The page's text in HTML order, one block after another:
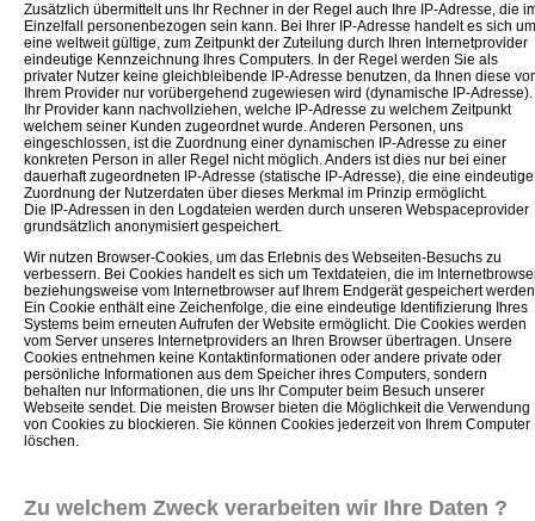
Zusätzlich übermittelt uns Ihr Rechner in der Regel auch Ihre IP-Adresse, die
Einzelfall personenbezogen sein kann. Bei Ihrer IP-Adresse handelt es sich um
eine weltweit gültige, zum Zeitpunkt der Zuteilung durch Ihren Internetprovider
eindeutige Kennzeichnung Ihres Computers. In der Regel werden Sie als
privater Nutzer keine gleichbleibende IP-Adresse benutzen, da Ihnen diese
Ihrem Provider nur vorübergehend zugewiesen wird (dynamische IP-Adresse).
Ihr Provider kann nachvollziehen, welche IP‐Adresse zu welchem Zeitpunkt
welchem seiner Kunden zugeordnet wurde. Anderen Personen, uns
eingeschlossen, ist die Zuordnung einer dynamischen IP-Adresse zu einer
konkreten Person in aller Regel nicht möglich. Anders ist dies nur bei einer
dauerhaft zugeordneten IP-Adresse (statische IP-Adresse), die eine eindeutige
Zuordnung der Nutzerdaten über dieses Merkmal im Prinzip ermöglicht.
Die IP-Adressen in den Logdateien werden durch unseren Webspaceprovider
grundsätzlich anonymisiert gespeichert.
Wir nutzen Browser-Cookies, um das Erlebnis des Webseiten-Besuchs zu
verbessern. Bei Cookies handelt es sich um Textdateien, die im
beziehungsweise vom Internetbrowser auf Ihrem Endgerät gespeichert
Ein Cookie enthält eine Zeichenfolge, die eine eindeutige Identifizierung Ihres
Systems beim erneuten Aufrufen der Website ermöglicht. Die Cookies werden
vom Server unseres Internetproviders an Ihren Browser übertragen. Unsere
Cookies entnehmen keine Kontaktinformationen oder andere private oder
persönliche Informationen aus dem Speicher ihres Computers, sondern
behalten nur Informationen, die uns Ihr Computer beim Besuch unserer
Webseite sendet. Die meisten Browser bieten die Möglichkeit die Verwendung
von Cookies zu blockieren. Sie können Cookies jederzeit von Ihrem Computer
löschen.
Zu welchem Zweck verarbeiten wir Ihre Daten ?